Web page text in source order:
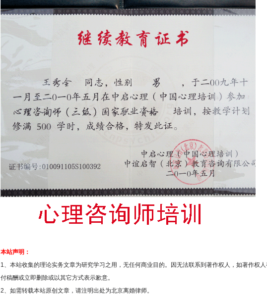
本站声明：
1、本站收集的理论实务文章为研究学习之用，无任何商业目的。因无法联系到著作权人，如著作权
付稿酬或立即删除或以其它方式表示歉意。
2、如需转载本站原创文章，请注明出处为北京离婚律师。